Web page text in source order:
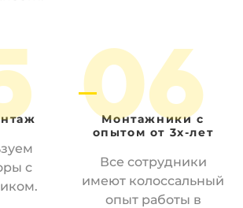
с
06
Монтажники с
опытом от 3х-лет
Все сотрудники
имеют колоссальный
опыт работы в